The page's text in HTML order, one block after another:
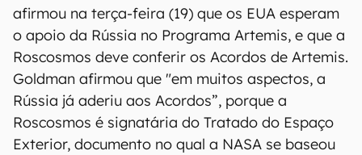
afirmou na terça-feira (19) que os EUA esperam
o apoio da Rússia no Programa Artemis, e que a
Roscosmos deve conferir os Acordos de Artemis.
Goldman afirmou que "em muitos aspectos, a
Rússia já aderiu aos Acordos”, porque a
Roscosmos é signatária do Tratado do Espaço
Exterior, documento no qual a NASA se baseou